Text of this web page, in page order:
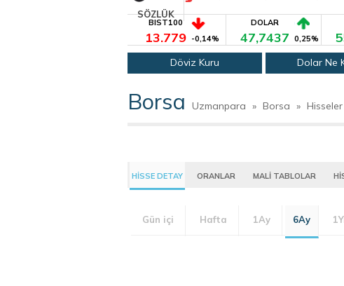
SÖZLÜK
BIST100
13.779 -0,14%
DOLAR
47,7437 0,25%
Döviz Kuru Dolar Ne
Borsa Uzmanpara » Borsa » Hisseler
HİSSE DETAY ORANLAR MALİ TABLOLAR
Gün içi Hafta 1Ay 6Ay